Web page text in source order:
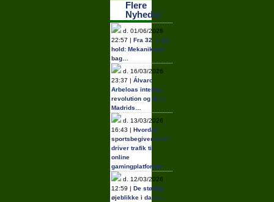
Flere
Nyheder
d. 01/06/2026
22:57 | Fra 32 til 48
hold: Mekanikken
bag…
d. 16/03/2026
23:37 | Álvaro
Arbeloas interne
revolution og Real
Madrids…
d. 13/03/2026
16:43 | Hvordan
sportsbegivenheder
driver trafik til
online
gamingplatforme
d. 12/03/2026
12:59 | De største
øjeblikke i dansk